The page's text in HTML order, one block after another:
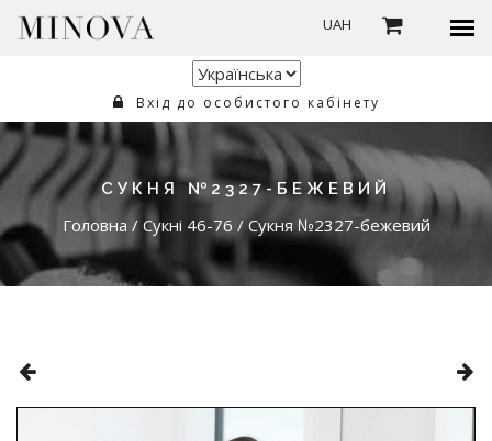
UAH
Вхід до особистого кабінету
СУКНЯ №2327-БЕЖЕВИЙ
Головна / Сукні 46-76 / Сукня №2327-бежевий